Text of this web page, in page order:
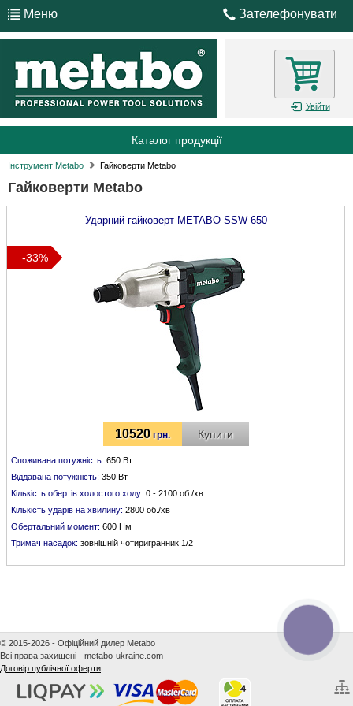
Меню Зателефонувати
Увійти
Каталог продукції
Інструмент Metabo Гайковерти Metabo
Гайковерти Metabo
Ударний гайковерт METABO SSW 650
-33%
10520грн. Купити
Споживана потужність: 650 Вт
Віддавана потужність: 350 Вт
Кількість обертів холостого ходу: 0 - 2100 об./хв
Кількість ударів на хвилину: 2800 об./хв
Обертальний момент: 600 Нм
Тримач насадок: зовнішній чотиригранник 1/2
© 2015-2026 - Офіційний дилер Metabo
Всі права захищені - metabo-ukraine.com
Договір публічної оферти